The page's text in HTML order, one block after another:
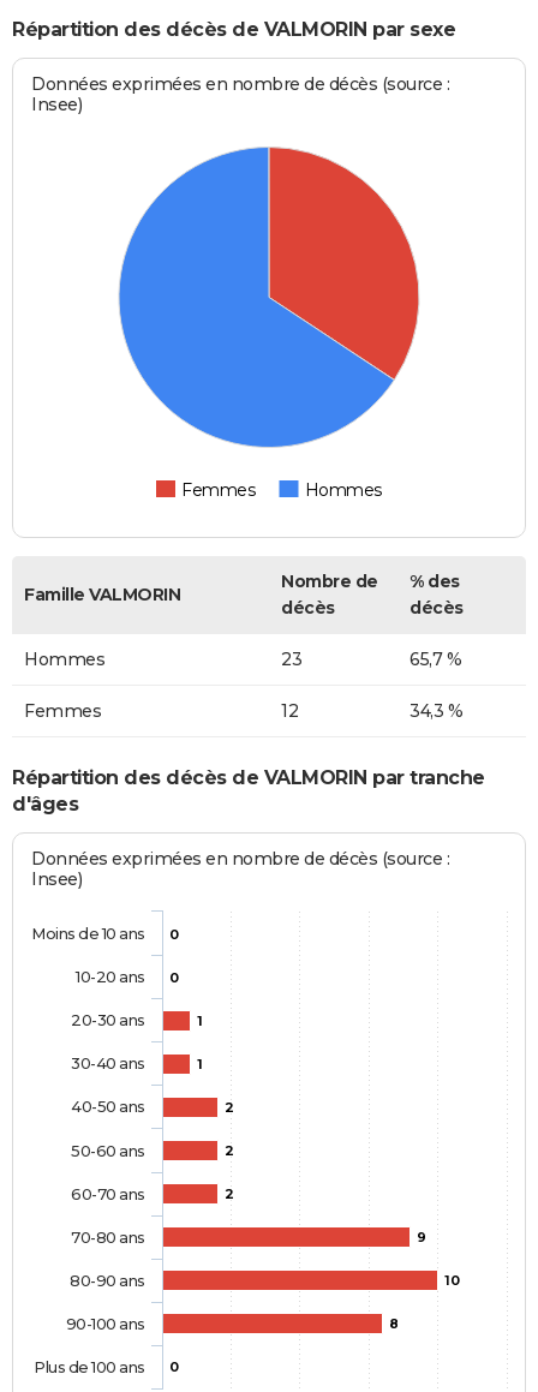
Répartition des décès de VALMORIN par sexe
Données exprimées en nombre de décès (source :
Insee)
Femmes Hommes
Famille VALMORIN
Nombre de
décès
% des
décès
Hommes 23 65,7 %
Femmes 12 34,3 %
Répartition des décès de VALMORIN par tranche
d'âges
Données exprimées en nombre de décès (source :
Insee)
0
0
1
1
2
2
2
9
10
8
0
Moins de 10 ans
10-20 ans
20-30 ans
30-40 ans
40-50 ans
50-60 ans
60-70 ans
70-80 ans
80-90 ans
90-100 ans
Plus de 100 ans